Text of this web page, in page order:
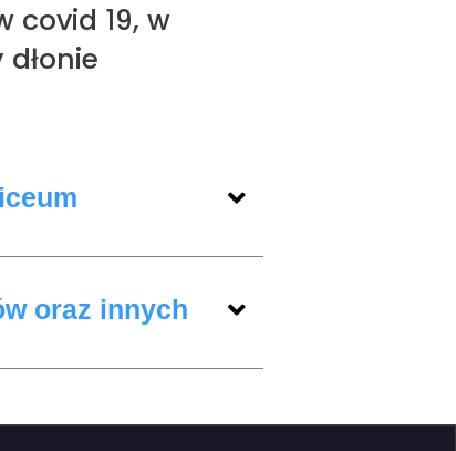
covid 19, w
oraz innych